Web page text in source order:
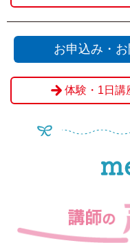
お申込み・
体験・1日講